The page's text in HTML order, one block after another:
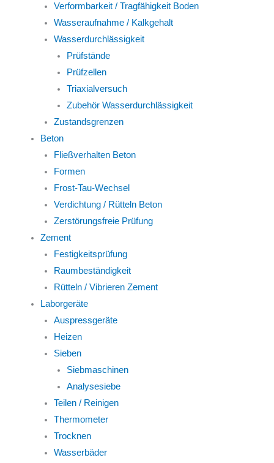
Verformbarkeit / Tragfähigkeit Boden
Wasseraufnahme / Kalkgehalt
Wasserdurchlässigkeit
Prüfstände
Prüfzellen
Triaxialversuch
Zubehör Wasserdurchlässigkeit
Zustandsgrenzen
Beton
Fließverhalten Beton
Formen
Frost-Tau-Wechsel
Verdichtung / Rütteln Beton
Zerstörungsfreie Prüfung
Zement
Festigkeitsprüfung
Raumbeständigkeit
Rütteln / Vibrieren Zement
Laborgeräte
Auspressgeräte
Heizen
Sieben
Siebmaschinen
Analysesiebe
Teilen / Reinigen
Thermometer
Trocknen
Wasserbäder